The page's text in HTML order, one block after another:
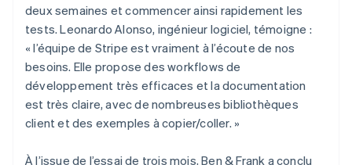
deux semaines et commencer ainsi rapidement les
tests. Leonardo Alonso, ingénieur logiciel, témoigne :
« l’équipe de Stripe est vraiment à l’écoute de nos
besoins. Elle propose des workflows de
développement très efficaces et la documentation
est très claire, avec de nombreuses bibliothèques
client et des exemples à copier/coller. »
À l’issue de l’essai de trois mois, Ben & Frank a conclu